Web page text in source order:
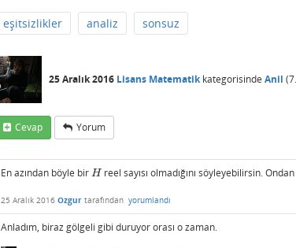
eşitsizlikler analiz sonsuz
25 Aralık 2016 Lisans Matematikkategorisinde Anil (
Cevap Yorum
En azından böyle bir H
H reel sayısı olmadığını söyleyebilirsin.
25 Aralık 2016 Ozgur tarafından yorumlandı
Anladım, biraz gölgeli gibi duruyor orası o zaman.